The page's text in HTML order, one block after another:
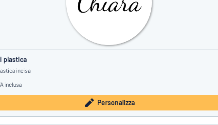
plastica
incisa
inclusa
Personalizza